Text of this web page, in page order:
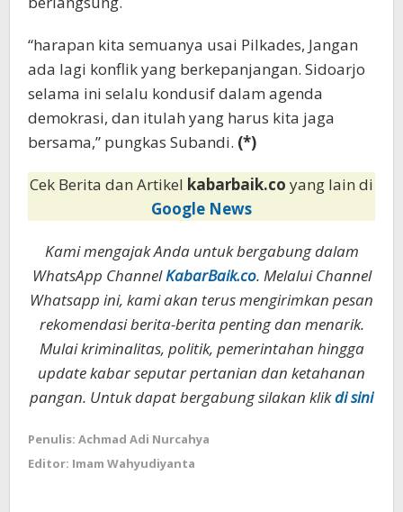
“harapan kita semuanya usai Pilkades, Jangan
ada lagi konflik yang berkepanjangan. Sidoarjo
selama ini selalu kondusif dalam agenda
demokrasi, dan itulah yang harus kita jaga
bersama,” pungkas Subandi. (*)
Cek Berita dan Artikel kabarbaik.co yang lain di
Google News
Kami mengajak Anda untuk bergabung dalam
WhatsApp ChannelKabarBaik.co. Melalui Channel
Whatsapp ini, kami akan terus mengirimkan pesan
rekomendasi berita-berita penting dan menarik.
Mulai kriminalitas, politik, pemerintahan hingga
update kabar seputar pertanian dan ketahanan
pangan. Untuk dapat bergabung silakan klikdi sini
Penulis: Achmad Adi Nurcahya
Editor: Imam Wahyudiyanta